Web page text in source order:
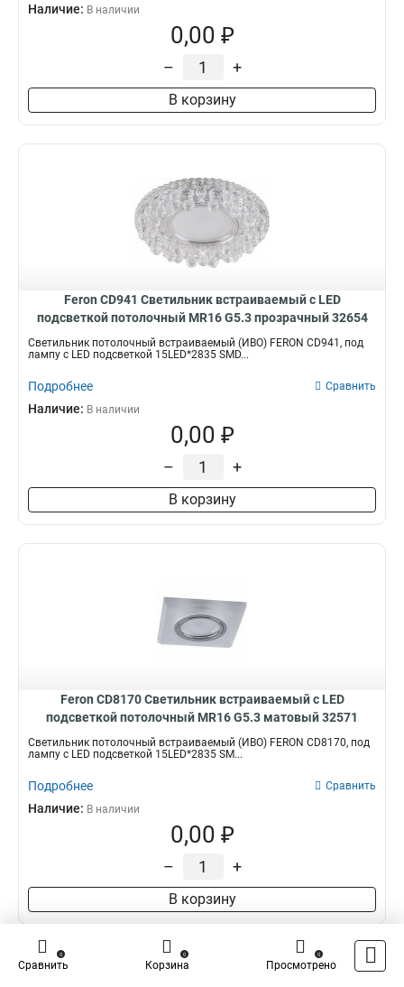
Наличие: В наличии
0,00 ₽
– +
В корзину
Feron CD941 Светильник встраиваемый с LED
подсветкой потолочный MR16 G5.3 прозрачный 32654
Светильник потолочный встраиваемый (ИВО) FERON CD941, под
лампу с LED подсветкой 15LED*2835 SMD...
Подробнее Сравнить
Наличие: В наличии
0,00 ₽
– +
В корзину
Feron CD8170 Светильник встраиваемый с LED
подсветкой потолочный MR16 G5.3 матовый 32571
Светильник потолочный встраиваемый (ИВО) FERON CD8170, под
лампу с LED подсветкой 15LED*2835 SM...
Подробнее Сравнить
Наличие: В наличии
0,00 ₽
– +
В корзину
Сравнить
0
Корзина
0
Просмотрено
0